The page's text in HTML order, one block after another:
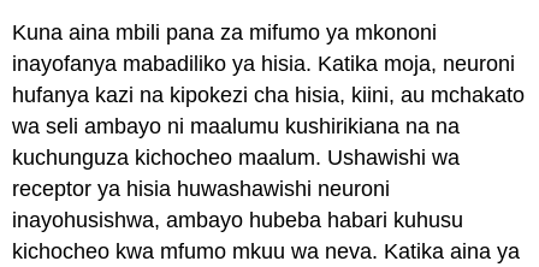
Kuna aina mbili pana za mifumo ya mkononi
inayofanya mabadiliko ya hisia. Katika moja, neuroni
hufanya kazi na kipokezi cha hisia, kiini, au mchakato
wa seli ambayo ni maalumu kushirikiana na na
kuchunguza kichocheo maalum. Ushawishi wa
receptor ya hisia huwashawishi neuroni
inayohusishwa, ambayo hubeba habari kuhusu
kichocheo kwa mfumo mkuu wa neva. Katika aina ya